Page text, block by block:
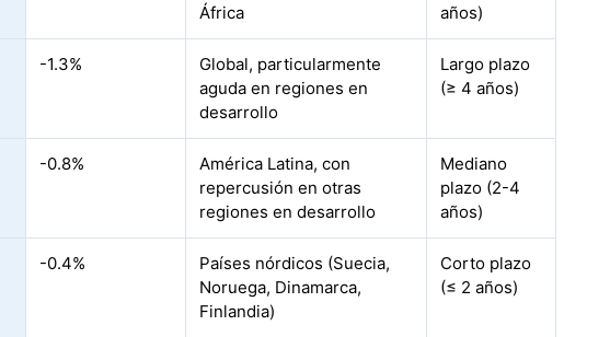
África
años)
-1.3%
Global, particularmente
aguda en regiones en
desarrollo
Largo plazo
(≥ 4 años)
-0.8%
América Latina, con
repercusión en otras
regiones en desarrollo
Mediano
plazo (2-4
años)
-0.4%
Países nórdicos (Suecia,
Noruega, Dinamarca,
Finlandia)
Corto plazo
(≤ 2 años)